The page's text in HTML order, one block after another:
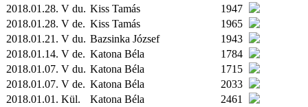
2018.01.28. V du. Kiss Tamás
1947
2018.01.28. V de. Kiss Tamás
1965
2018.01.21. V du. Bazsinka József
1943
2018.01.14. V de. Katona Béla
1784
2018.01.07. V du. Katona Béla
1715
2018.01.07. V de. Katona Béla
2033
2018.01.01. Kül. Katona Béla
2461